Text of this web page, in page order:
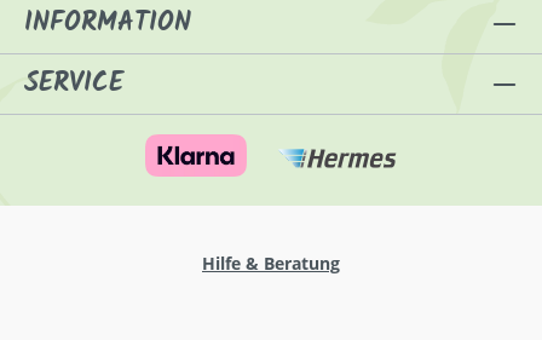
INFORMATION
SERVICE
Hilfe & Beratung